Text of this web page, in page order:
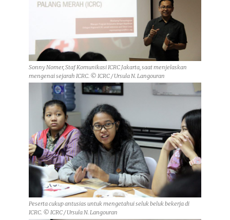
Sonny Nomer, Staf Komunikasi ICRC Jakarta, saat menjelaskan
mengenai sejarah ICRC. © ICRC / Ursula N. Langouran
Peserta cukup antusias untuk mengetahui seluk beluk bekerja di
ICRC. © ICRC / Ursula N. Langouran